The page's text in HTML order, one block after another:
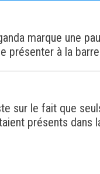
marque une
présenter à la barre
sur le fait que
présents dans